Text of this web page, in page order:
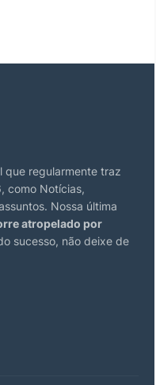
que regularmente traz
como Notícias,
Nossa última
atropelado por
sucesso, não deixe de